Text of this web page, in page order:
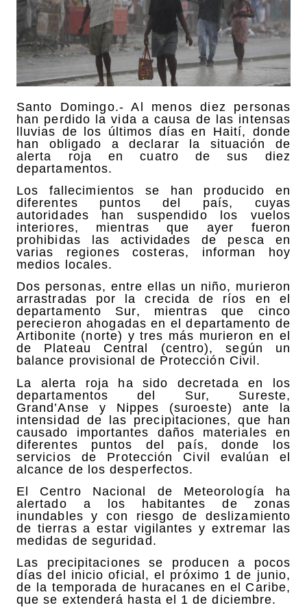
Santo Domingo.- Al menos diez personas
han perdido la vida a causa de las intensas
lluvias de los últimos días en Haití, donde
han obligado a declarar la situación de
alerta roja en cuatro de sus diez
departamentos.
Los fallecimientos se han producido en
diferentes puntos del país, cuyas
autoridades han suspendido los vuelos
interiores, mientras que ayer fueron
prohibidas las actividades de pesca en
varias regiones costeras, informan hoy
medios locales.
Dos personas, entre ellas un niño, murieron
arrastradas por la crecida de ríos en el
departamento Sur, mientras que cinco
perecieron ahogadas en el departamento de
Artibonite (norte) y tres más murieron en el
de Plateau Central (centro), según un
balance provisional de Protección Civil.
La alerta roja ha sido decretada en los
departamentos del Sur, Sureste,
Grand’Anse y Nippes (suroeste) ante la
intensidad de las precipitaciones, que han
causado importantes daños materiales en
diferentes puntos del país, donde los
servicios de Protección Civil evalúan el
alcance de los desperfectos.
El Centro Nacional de Meteorología ha
alertado a los habitantes de zonas
inundables y con riesgo de deslizamiento
de tierras a estar vigilantes y extremar las
medidas de seguridad.
Las precipitaciones se producen a pocos
días del inicio oficial, el próximo 1 de junio,
de la temporada de huracanes en el Caribe,
que se extenderá hasta el 1 de diciembre.